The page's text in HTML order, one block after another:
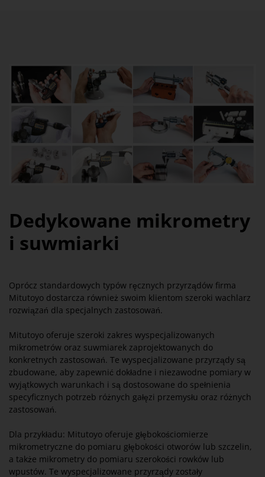
Dedykowane mikrometry
i suwmiarki
Oprócz standardowych typów ręcznych przyrządów firma
Mitutoyo dostarcza również swoim klientom szeroki wachlarz
rozwiązań dla specjalnych zastosowań.
Mitutoyo oferuje szeroki zakres wyspecjalizowanych
mikrometrów oraz suwmiarek zaprojektowanych do
konkretnych zastosowań. Te wyspecjalizowane przyrządy są
zbudowane, aby zapewnić dokładne i niezawodne pomiary w
wyjątkowych warunkach i są dostosowane do spełnienia
specyficznych potrzeb różnych gałęzi przemysłu oraz różnych
zastosowań.
Dla przykładu: Mitutoyo oferuje głębokościomierze
mikrometryczne do pomiaru głębokości otworów lub szczelin,
a także mikrometry do pomiaru szerokości rowków lub
wpustów. Te wyspecjalizowane przyrządy zostały